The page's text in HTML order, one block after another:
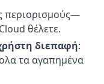
περιορισμούς—
θέλετε.
διεπαφή:
τα αγαπημένα